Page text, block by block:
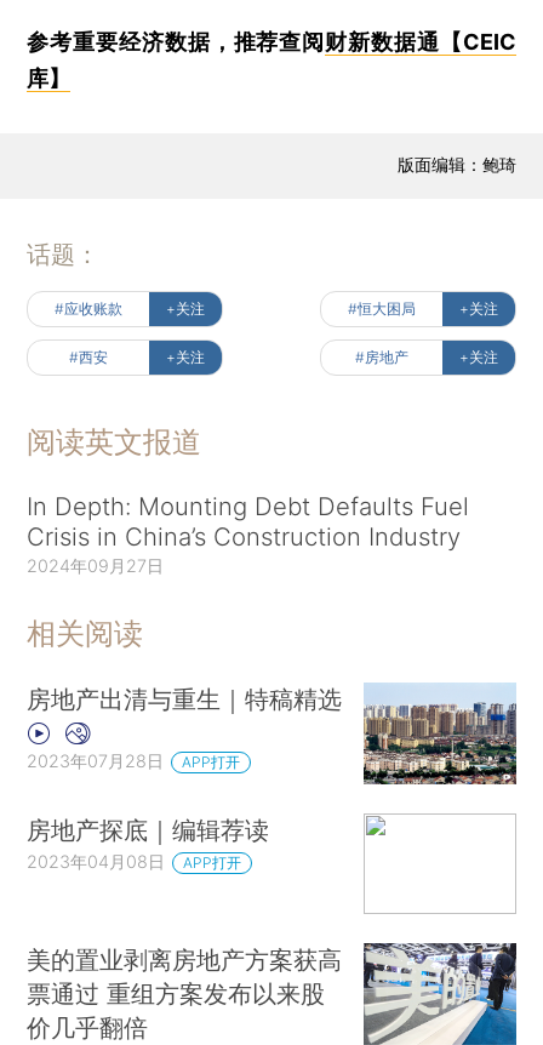
参考重要经济数据，推荐查阅财新数据通【CEIC
库】
版面编辑：鲍琦
话题：
#应收账款 +关注 #恒大困局 +关注
#西安 +关注 #房地产 +关注
阅读英文报道
In Depth: Mounting Debt Defaults Fuel
Crisis in China’s Construction Industry
2024年09月27日
相关阅读
房地产出清与重生｜特稿精选
2023年07月28日 APP打开
房地产探底｜编辑荐读
2023年04月08日 APP打开
美的置业剥离房地产方案获高
票通过 重组方案发布以来股
价几乎翻倍